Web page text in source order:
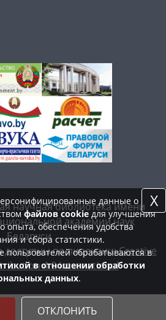
научная библиотека имени
академии наук
Беларуси
доступны по лицензии:Creative
4.0 International
данные о
файлов cookieдля улучшения
опыта, обеспечения удобства
и сбора статистики.
обрабатываются в
в отношении обработки
данных.
ОТКЛОНИТЬ
X